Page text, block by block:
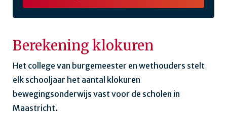
Berekening klokuren
Het college van burgemeester en wethouders stelt
elk schooljaar het aantal klokuren
bewegingsonderwijs vast voor de scholen in
Maastricht.